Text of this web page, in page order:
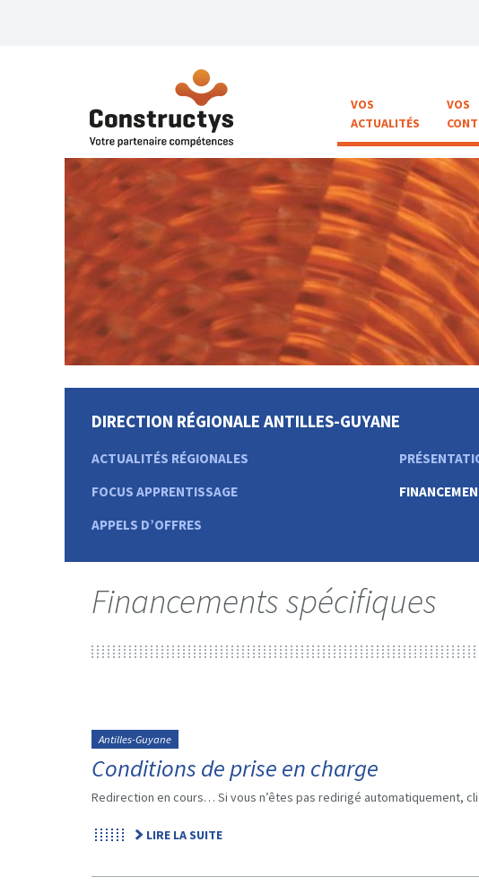
VOS
ACTUALITÉS
VOS
DIRECTION RÉGIONALE ANTILLES-GUYANE
ACTUALITÉS RÉGIONALES
FOCUS APPRENTISSAGE
APPELS D’OFFRES
Financements spécifiques
Antilles-Guyane
Conditions de prise en charge
Redirection en cours… Si vous n’êtes pas redirigé automatiquement,
LIRE LA SUITE